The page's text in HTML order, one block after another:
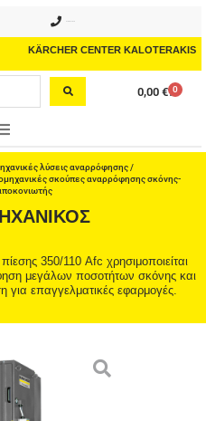
KÄRCHER CENTER KALOTERAKIS
0,00 € 0
Cart
λύσεις αναρρόφησης /
σκούπες αναρρόφησης σκόνης-
350/110 Afc χρησιμοποιείται
μεγάλων ποσοτήτων σκόνης και
για επαγγελματικές εφαρμογές.